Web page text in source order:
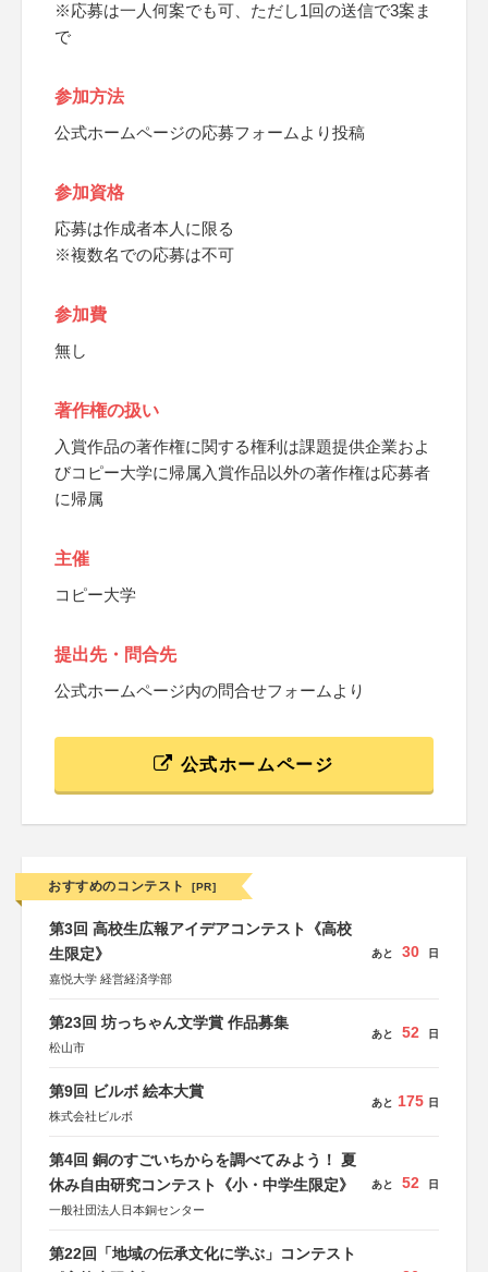
※応募は一人何案でも可、ただし1回の送信で3案ま
で
参加方法
公式ホームページの応募フォームより投稿
参加資格
応募は作成者本人に限る
※複数名での応募は不可
参加費
無し
著作権の扱い
入賞作品の著作権に関する権利は課題提供企業およ
びコピー大学に帰属入賞作品以外の著作権は応募者
に帰属
主催
コピー大学
提出先・問合先
公式ホームページ内の問合せフォームより
公式ホームページ
おすすめのコンテスト [PR]
第3回 高校生広報アイデアコンテスト《高校
生限定》
嘉悦大学 経営経済学部
あと 30 日
第23回 坊っちゃん文学賞 作品募集
松山市
あと 52 日
第9回 ビルボ 絵本大賞
株式会社ビルボ
あと 175 日
第4回 銅のすごいちからを調べてみよう！ 夏
休み自由研究コンテスト《小・中学生限定》
一般社団法人日本銅センター
あと 52 日
第22回「地域の伝承文化に学ぶ」コンテスト